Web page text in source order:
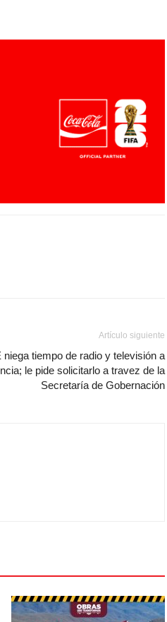
Artículo siguiente
niega tiempo de radio y televisión a
le pide solicitarlo a travez de la
Secretaría de Gobernación